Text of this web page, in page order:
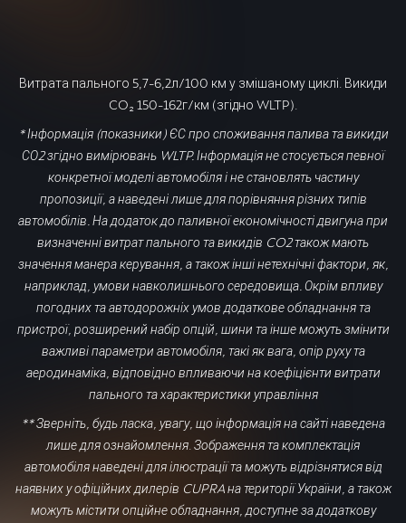
Витрата пального 5,7-6,2л/100 км у змішаному циклі. Викиди
CO₂ 150-162г/км (згідно WLTP).
* Інформація (показники) ЄС про споживання палива та викиди
СО2 згідно вимірювань WLTP. Інформація не стосується певної
конкретної моделі автомобіля і не становлять частину
пропозиції, а наведені лише для порівняння різних типів
автомобілів. На додаток до паливної економічності двигуна при
визначенні витрат пального та викидів CO2 також мають
значення манера керування, а також інші нетехнічні фактори, як,
наприклад, умови навколишнього середовища. Окрім впливу
погодних та автодорожніх умов додаткове обладнання та
пристрої, розширений набір опцій, шини та інше можуть змінити
важливі параметри автомобіля, такі як вага, опір руху та
аеродинаміка, відповідно впливаючи на коефіцієнти витрати
пального та характеристики управління
** Зверніть, будь ласка, увагу, що інформація на сайті наведена
лише для ознайомлення Зображення та комплектація
автомобіля наведені для ілюстрації та можуть відрізнятися від
наявних у офіційних дилерів CUPRA на території України, а також
можуть містити опційне обладнання, доступне за додаткову